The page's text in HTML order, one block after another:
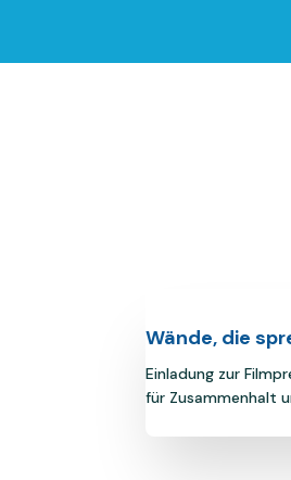
Wände, die
Einladung zur
für Zusammenhalt